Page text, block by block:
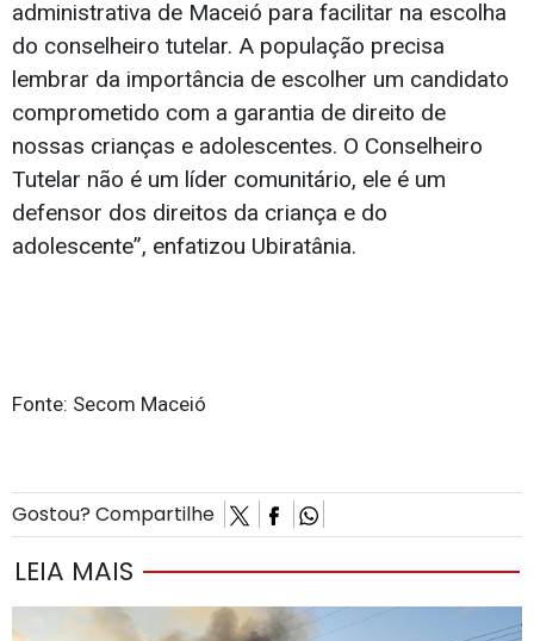
administrativa de Maceió para facilitar na escolha
do conselheiro tutelar. A população precisa
lembrar da importância de escolher um candidato
comprometido com a garantia de direito de
nossas crianças e adolescentes. O Conselheiro
Tutelar não é um líder comunitário, ele é um
defensor dos direitos da criança e do
adolescente”, enfatizou Ubiratânia.
Fonte: Secom Maceió
Gostou? Compartilhe
LEIA MAIS